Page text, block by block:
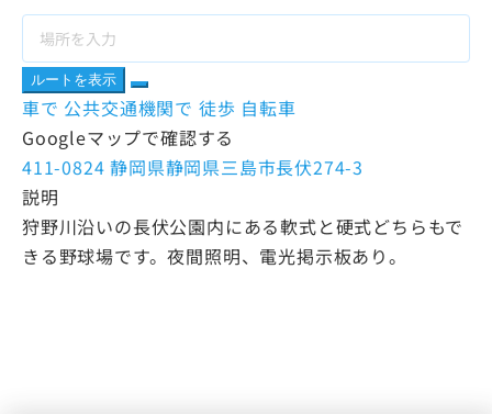
ルートを表示
車で 公共交通機関で 徒歩 自転車
Googleマップで確認する
411-0824 静岡県静岡県三島市長伏274-3
説明
狩野川沿いの長伏公園内にある軟式と硬式どちらもで
きる野球場です。夜間照明、電光掲示板あり。